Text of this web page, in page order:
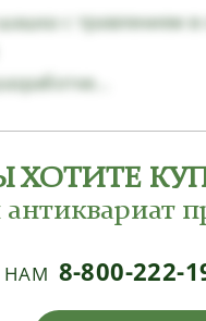
с травлением в
ХОТИТЕ
НАМ 8-800-222-